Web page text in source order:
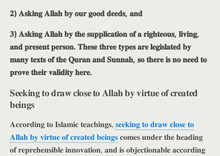
𝟐) 𝐀𝐬𝐤𝐢𝐧𝐠 𝐀𝐥𝐥𝐚𝐡 𝐛𝐲 𝐨𝐮𝐫 𝐠𝐨𝐨𝐝 𝐝𝐞𝐞𝐝𝐬, 𝐚𝐧𝐝
𝟑) 𝐀𝐬𝐤𝐢𝐧𝐠 𝐀𝐥𝐥𝐚𝐡 𝐛𝐲 𝐭𝐡𝐞 𝐬𝐮𝐩𝐩𝐥𝐢𝐜𝐚𝐭𝐢𝐨𝐧 𝐨𝐟 𝐚 𝐫𝐢𝐠𝐡𝐭𝐞𝐨𝐮𝐬, 𝐥𝐢𝐯𝐢𝐧𝐠,
𝐚𝐧𝐝 𝐩𝐫𝐞𝐬𝐞𝐧𝐭 𝐩𝐞𝐫𝐬𝐨𝐧. 𝐓𝐡𝐞𝐬𝐞 𝐭𝐡𝐫𝐞𝐞 𝐭𝐲𝐩𝐞𝐬 𝐚𝐫𝐞 𝐥𝐞𝐠𝐢𝐬𝐥𝐚𝐭𝐞𝐝 𝐛𝐲
𝐦𝐚𝐧𝐲 𝐭𝐞𝐱𝐭𝐬 𝐨𝐟 𝐭𝐡𝐞 𝐐𝐮𝐫𝐚𝐧 𝐚𝐧𝐝 𝐒𝐮𝐧𝐧𝐚𝐡, 𝐬𝐨 𝐭𝐡𝐞𝐫𝐞 𝐢𝐬 𝐧𝐨 𝐧𝐞𝐞𝐝 𝐭𝐨
𝐩𝐫𝐨𝐯𝐞 𝐭𝐡𝐞𝐢𝐫 𝐯𝐚𝐥𝐢𝐝𝐢𝐭𝐲 𝐡𝐞𝐫𝐞.
𝐒𝐞𝐞𝐤𝐢𝐧𝐠 𝐭𝐨 𝐝𝐫𝐚𝐰 𝐜𝐥𝐨𝐬𝐞 𝐭𝐨 𝐀𝐥𝐥𝐚𝐡 𝐛𝐲 𝐯𝐢𝐫𝐭𝐮𝐞 𝐨𝐟 𝐜𝐫𝐞𝐚𝐭𝐞𝐝
𝐛𝐞𝐢𝐧𝐠𝐬
𝐀𝐜𝐜𝐨𝐫𝐝𝐢𝐧𝐠 𝐭𝐨 𝐈𝐬𝐥𝐚𝐦𝐢𝐜 𝐭𝐞𝐚𝐜𝐡𝐢𝐧𝐠𝐬, 𝐬𝐞𝐞𝐤𝐢𝐧𝐠 𝐭𝐨 𝐝𝐫𝐚𝐰 𝐜𝐥𝐨𝐬𝐞 𝐭𝐨
𝐀𝐥𝐥𝐚𝐡 𝐛𝐲 𝐯𝐢𝐫𝐭𝐮𝐞 𝐨𝐟 𝐜𝐫𝐞𝐚𝐭𝐞𝐝 𝐛𝐞𝐢𝐧𝐠𝐬𝐜𝐨𝐦𝐞𝐬 𝐮𝐧𝐝𝐞𝐫 𝐭𝐡𝐞 𝐡𝐞𝐚𝐝𝐢𝐧𝐠
𝐨𝐟 𝐫𝐞𝐩𝐫𝐞𝐡𝐞𝐧𝐬𝐢𝐛𝐥𝐞 𝐢𝐧𝐧𝐨𝐯𝐚𝐭𝐢𝐨𝐧, 𝐚𝐧𝐝 𝐢𝐬 𝐨𝐛𝐣𝐞𝐜𝐭𝐢𝐨𝐧𝐚𝐛𝐥𝐞 𝐚𝐜𝐜𝐨𝐫𝐝𝐢𝐧𝐠